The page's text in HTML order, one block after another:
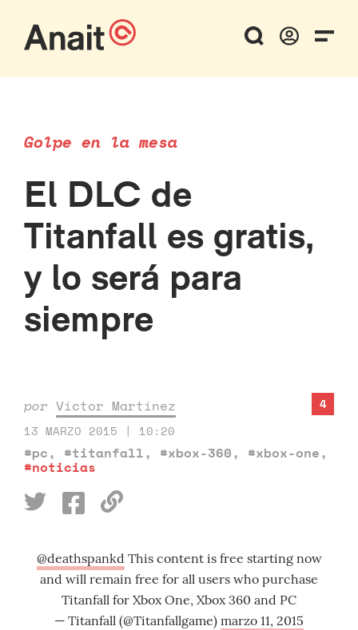
Golpe en la mesa
El DLC de
Titanfall es gratis,
y lo será para
siempre
por Víctor Martínez
13 MARZO 2015 | 10:20
#pc, #titanfall, #xbox-360, #xbox-one,
#noticias
4
@deathspankd This content is free starting now
and will remain free for all users who purchase
Titanfall for Xbox One, Xbox 360 and PC
— Titanfall (@Titanfallgame) marzo 11, 2015